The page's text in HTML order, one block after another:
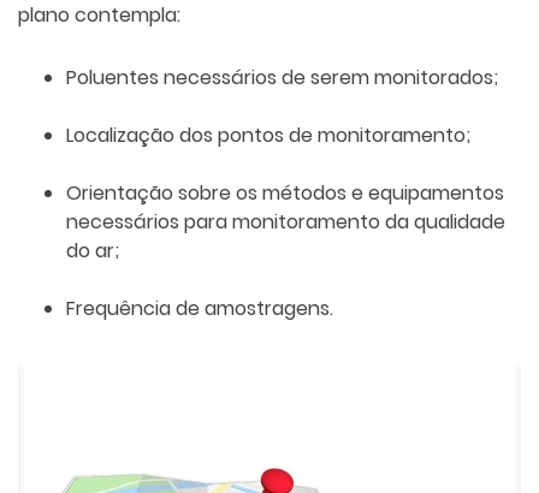
plano contempla:
Poluentes necessários de serem monitorados;
Localização dos pontos de monitoramento;
Orientação sobre os métodos e equipamentos
necessários para monitoramento da qualidade
do ar;
Frequência de amostragens.